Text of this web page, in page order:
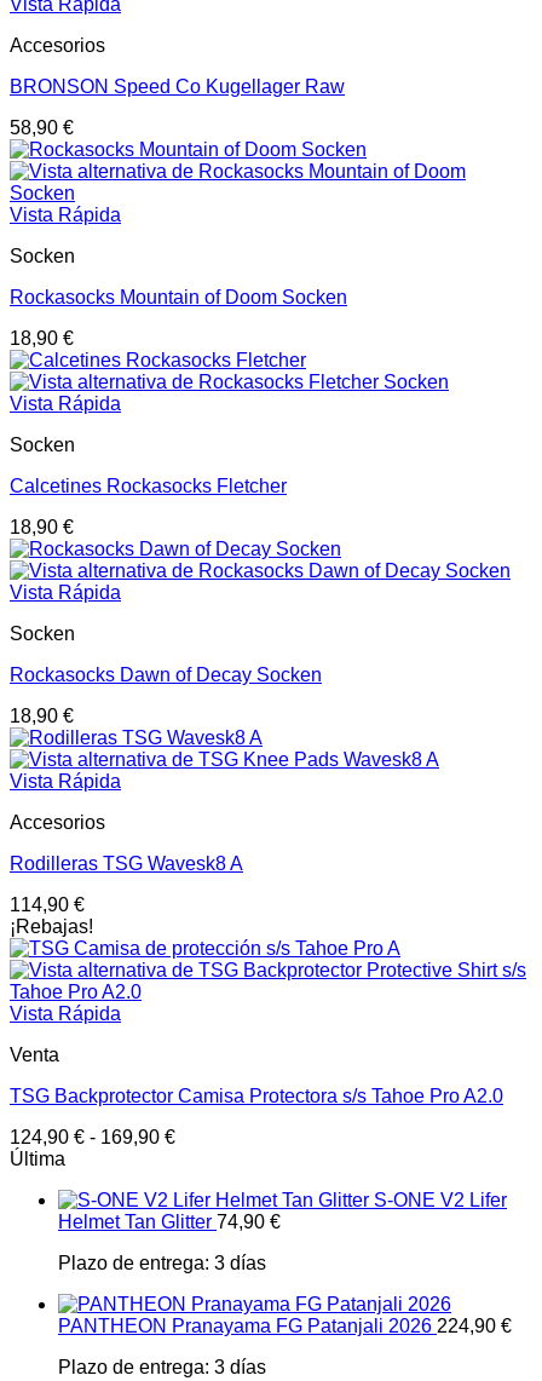
Vista Rápida
Accesorios
BRONSON Speed Co Kugellager Raw
58,90 €
Vista Rápida
Socken
Rockasocks Mountain of Doom Socken
18,90 €
Vista Rápida
Socken
Calcetines Rockasocks Fletcher
18,90 €
Vista Rápida
Socken
Rockasocks Dawn of Decay Socken
18,90 €
Vista Rápida
Accesorios
Rodilleras TSG Wavesk8 A
114,90 €
¡Rebajas!
Vista Rápida
Venta
TSG Backprotector Camisa Protectora s/s Tahoe Pro A2.0
124,90 € - 169,90 €
Última
S-ONE V2 Lifer
Helmet Tan Glitter 74,90 €
Plazo de entrega: 3 días
PANTHEON Pranayama FG Patanjali 2026 224,90 €
Plazo de entrega: 3 días